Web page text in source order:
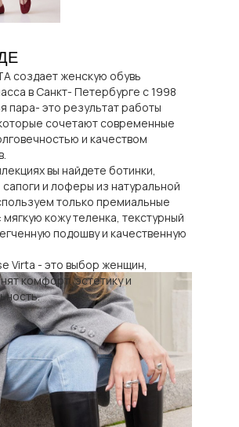
создает женскую обувь
в Санкт- Петербурге с 1998
пара- это результат работы
сочетают современные
и качеством
вы найдете ботинки,
и лоферы из натуральной
только премиальные
кожу теленка, текстурный
подошву и качественную
Virta - это выбор женщин,
комфорт, эстетику и